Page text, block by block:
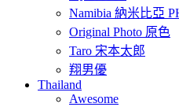
Namibia 納米比亞
Original Photo 原色
Taro 宋本太郎
翔男優
Thailand
Awesome